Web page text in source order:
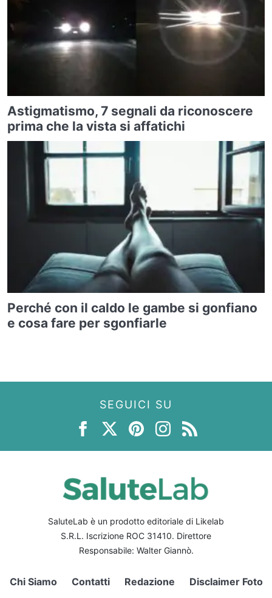
Astigmatismo, 7 segnali da riconoscere
prima che la vista si affatichi
Perché con il caldo le gambe si gonfiano
e cosa fare per sgonfiarle
SEGUICI SU
SaluteLab è un prodotto editoriale di Likelab
S.R.L. Iscrizione ROC 31410. Direttore
Responsabile: Walter Giannò.
Chi Siamo Contatti Redazione Disclaimer Foto